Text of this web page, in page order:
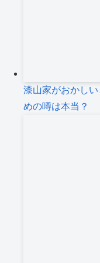
漆山家がおかし
めの噂は本当？